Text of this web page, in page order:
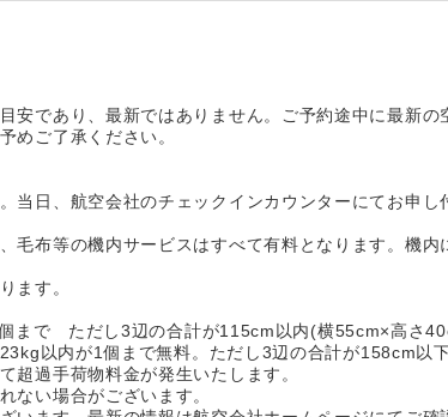
安であり、最新ではありません。ご予約途中に最新
めご了承ください。
当日、航空会社のチェックインカウンターにてお申
毛布等の機内サービスはすべて有料となります。機
ます。
個まで ただし3辺の合計が115cm以内(横55cm×高さ
以内が1個まで無料。ただし3辺の合計が158cm以
過手荷物料金が発生いたします。
ない場合がございます。